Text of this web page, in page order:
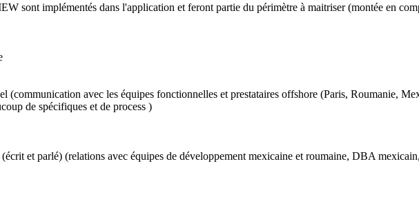
sont implémentés dans l'application et feront partie du périmètre à maitriser (montée en
(communication avec les équipes fonctionnelles et prestataires offshore (Paris, Roumanie,
de spécifiques et de process )
et parlé) (relations avec équipes de développement mexicaine et roumaine, DBA